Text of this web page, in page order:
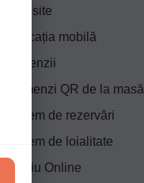
Website
Aplicația mobilă
Recenzii
Comenzi QR de la masă
Sistem de rezervări
Sistem de loialitate
Meniu Online